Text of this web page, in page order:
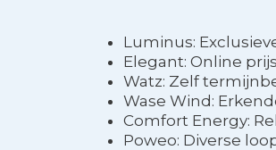
Luminus:
Elegant: Online
Watz: Zelf
Wase Wind:
Comfort Energy:
Poweo: Diverse